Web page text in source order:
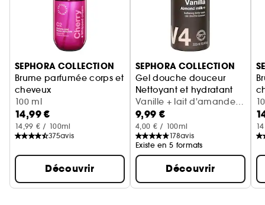
Ignorer le carrousel produits
SEPHORA COLLECTION
Brume parfumée corps et
cheveux
Cerise + crème fouettée
100 ml
14,99 €
14,99 € / 100ml
375avis
Découvrir
SEPHORA COLLECTION
Gel douche douceur
Nettoyant et hydratant
Vanille + lait d'amande
(300 ml)
9,99 €
4,00 € / 100ml
178avis
Existe en 5 formats
Découvrir